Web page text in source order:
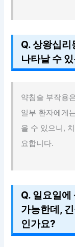
Q. 상왕십
나타날 수
약침술 부작용
일부 환자에게
을 수 있으니,
요합니다.
Q. 일요일
가능한데,
인가요?